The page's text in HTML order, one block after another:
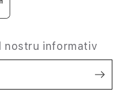
nostru informativ